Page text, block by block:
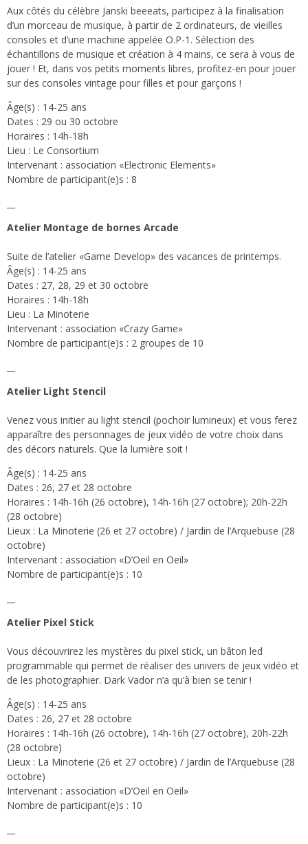
Aux côtés du célèbre Janski beeeats, participez à la finalisation
d’un morceau de musique, à partir de 2 ordinateurs, de vieilles
consoles et d’une machine appelée O.P-1. Sélection des
échantillons de musique et création à 4 mains, ce sera à vous de
jouer ! Et, dans vos petits moments libres, profitez-en pour jouer
sur des consoles vintage pour filles et pour garçons !
Âge(s) : 14-25 ans
Dates : 29 ou 30 octobre
Horaires : 14h-18h
Lieu : Le Consortium
Intervenant : association «Electronic Elements»
Nombre de participant(e)s : 8
Atelier Montage de bornes Arcade
Suite de l’atelier «Game Develop» des vacances de printemps.
Âge(s) : 14-25 ans
Dates : 27, 28, 29 et 30 octobre
Horaires : 14h-18h
Lieu : La Minoterie
Intervenant : association «Crazy Game»
Nombre de participant(e)s : 2 groupes de 10
Atelier Light Stencil
Venez vous initier au light stencil (pochoir lumineux) et vous ferez
apparaître des personnages de jeux vidéo de votre choix dans
des décors naturels. Que la lumière soit !
Âge(s) : 14-25 ans
Dates : 26, 27 et 28 octobre
Horaires : 14h-16h (26 octobre), 14h-16h (27 octobre); 20h-22h
(28 octobre)
Lieux : La Minoterie (26 et 27 octobre) / Jardin de l’Arquebuse (28
octobre)
Intervenant : association «D’Oeil en Oeil»
Nombre de participant(e)s : 10
Atelier Pixel Stick
Vous découvrirez les mystères du pixel stick, un bâton led
programmable qui permet de réaliser des univers de jeux vidéo et
de les photographier. Dark Vador n’a qu’à bien se tenir !
Âge(s) : 14-25 ans
Dates : 26, 27 et 28 octobre
Horaires : 14h-16h (26 octobre), 14h-16h (27 octobre), 20h-22h
(28 octobre)
Lieux : La Minoterie (26 et 27 octobre) / Jardin de l’Arquebuse (28
octobre)
Intervenant : association «D’Oeil en Oeil»
Nombre de participant(e)s : 10